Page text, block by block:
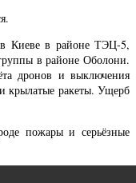
в районе ТЭЦ‑5,
в районе Оболони.
дронов и выключения
крылатые ракеты. Ущерб
пожары и серьёзные